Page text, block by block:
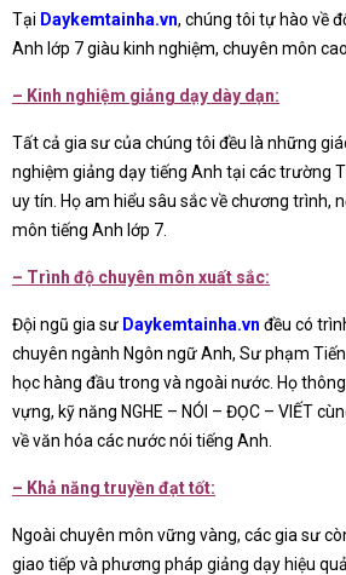
Tại Daykemtainha.vn, chúng tôi tự hào về
Anh lớp 7 giàu kinh nghiệm, chuyên môn
– Kinh nghiệm giảng dạy dày dạn:
Tất cả gia sư của chúng tôi đều là những
nghiệm giảng dạy tiếng Anh tại các trường
uy tín. Họ am hiểu sâu sắc về chương trình,
môn tiếng Anh lớp 7.
– Trình độ chuyên môn xuất sắc:
Đội ngũ gia sư Daykemtainha.vn đều có
chuyên ngành Ngôn ngữ Anh, Sư phạm
học hàng đầu trong và ngoài nước. Họ
vựng, kỹ năng NGHE – NÓI – ĐỌC – VIẾT
về văn hóa các nước nói tiếng Anh.
– Khả năng truyền đạt tốt:
Ngoài chuyên môn vững vàng, các gia sư
giao tiếp và phương pháp giảng dạy hiệu